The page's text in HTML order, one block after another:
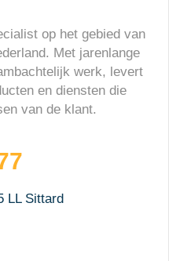
op het gebied van
Met jarenlange
werk, levert
en diensten die
van de klant.
LL Sittard